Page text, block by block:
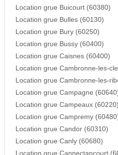
Location grue Buicourt (60380)
Location grue Bulles (60130)
Location grue Bury (60250)
Location grue Bussy (60400)
Location grue Caisnes (60400)
Location grue Cambronne-les-
Location grue Cambronne-les-
Location grue Campagne
Location grue Campeaux (60220)
Location grue Campremy
Location grue Candor (60310)
Location grue Canly (60680)
Location grue Cannectancourt